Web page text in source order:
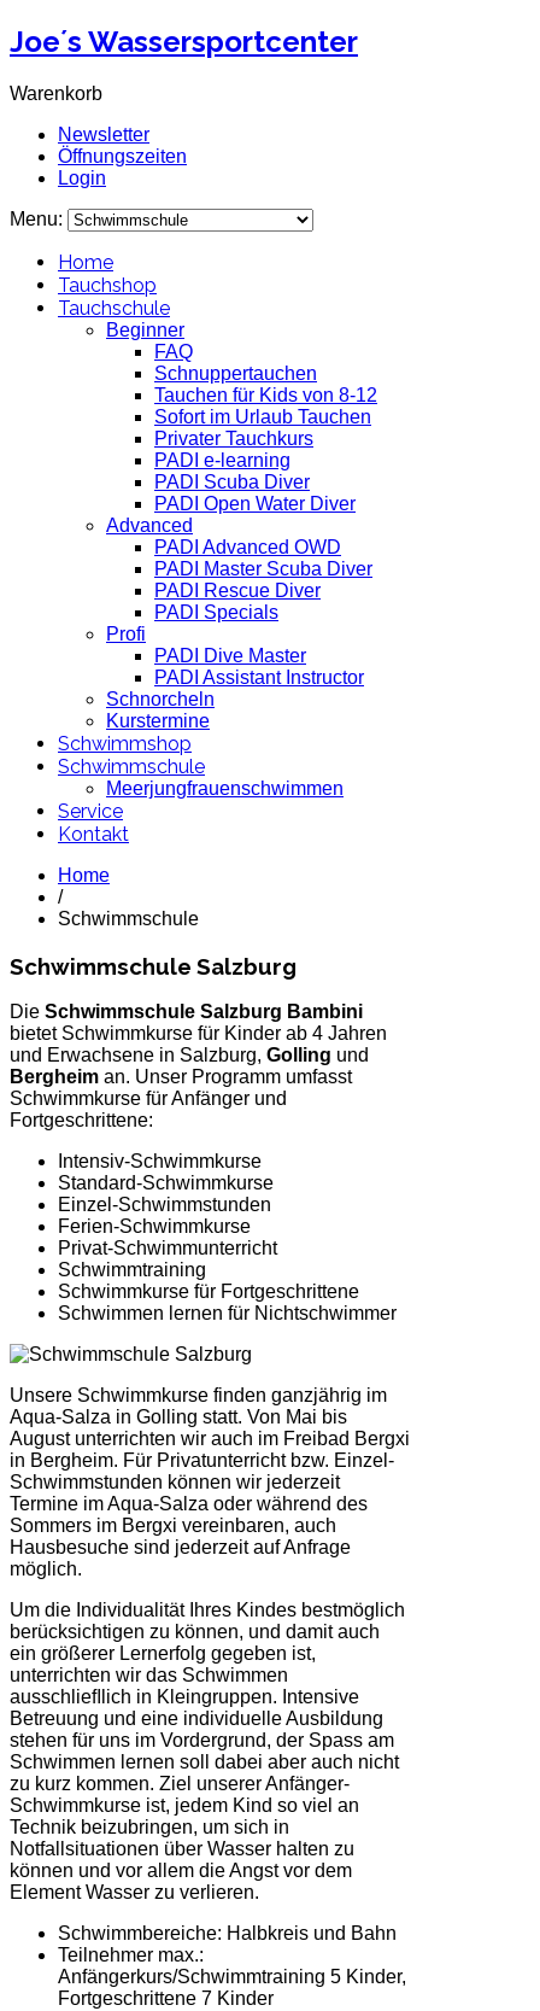
Joe´s Wassersportcenter
Warenkorb
Newsletter
Öffnungszeiten
Login
Menu:
Home
Tauchshop
Tauchschule
Beginner
FAQ
Schnuppertauchen
Tauchen für Kids von 8-12
Sofort im Urlaub Tauchen
Privater Tauchkurs
PADI e-learning
PADI Scuba Diver
PADI Open Water Diver
Advanced
PADI Advanced OWD
PADI Master Scuba Diver
PADI Rescue Diver
PADI Specials
Profi
PADI Dive Master
PADI Assistant Instructor
Schnorcheln
Kurstermine
Schwimmshop
Schwimmschule
Meerjungfrauenschwimmen
Service
Kontakt
Home
/
Schwimmschule
Schwimmschule Salzburg
Die Schwimmschule Salzburg Bambini
bietet Schwimmkurse für Kinder ab 4 Jahren
und Erwachsene in Salzburg, Golling und
Bergheim an. Unser Programm umfasst
Schwimmkurse für Anfänger und
Fortgeschrittene:
Intensiv-Schwimmkurse
Standard-Schwimmkurse
Einzel-Schwimmstunden
Ferien-Schwimmkurse
Privat-Schwimmunterricht
Schwimmtraining
Schwimmkurse für Fortgeschrittene
Schwimmen lernen für Nichtschwimmer
Unsere Schwimmkurse finden ganzjährig im
Aqua-Salza in Golling statt. Von Mai bis
August unterrichten wir auch im Freibad Bergxi
in Bergheim. Für Privatunterricht bzw. Einzel-
Schwimmstunden können wir jederzeit
Termine im Aqua-Salza oder während des
Sommers im Bergxi vereinbaren, auch
Hausbesuche sind jederzeit auf Anfrage
möglich.
Um die Individualität Ihres Kindes bestmöglich
berücksichtigen zu können, und damit auch
ein größerer Lernerfolg gegeben ist,
unterrichten wir das Schwimmen
ausschlieﬂlich in Kleingruppen. Intensive
Betreuung und eine individuelle Ausbildung
stehen für uns im Vordergrund, der Spass am
Schwimmen lernen soll dabei aber auch nicht
zu kurz kommen. Ziel unserer Anfänger-
Schwimmkurse ist, jedem Kind so viel an
Technik beizubringen, um sich in
Notfallsituationen über Wasser halten zu
können und vor allem die Angst vor dem
Element Wasser zu verlieren.
Schwimmbereiche: Halbkreis und Bahn
Teilnehmer max.:
Anfängerkurs/Schwimmtraining 5 Kinder,
Fortgeschrittene 7 Kinder